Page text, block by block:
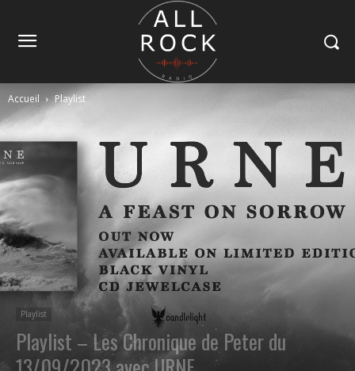
Accueil Playlist
Playlist
Playlist – Les Chronique de Peter du